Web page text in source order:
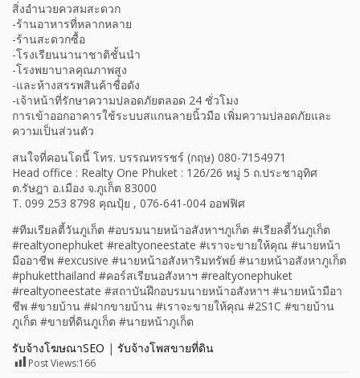
สิ่งอำนวยควสมสะดวก
-ร้านอาหารที่หลากหลาย
-ร้านสะดวกซื้อ
-โรงเรียนนานาชาติชั้นนำ
-โรงพยาบาลคุณภาพสูง
-และห้างสรรพสินค้าชื่อดัง
-เจ้าหน้าที่รักษาความปลอดภัยตลอด 24 ชั่วโมง
การเข้าออกอาคารใช้ระบบสแกนลายนิ้วมือ เพิ่มความปลอดภัยและ
ความเป็นส่วนตัว
สนใจที่คอนโดนี้ โทร. บรรณ​ทร​รช​ร์​ (กฤษ)​ 080-7154971​
Head office : Realty One Phuket : 126/26 หมู่ 5 ถ.ประชาอุทิศ
ต.รัษฎา อ.เมือง จ.ภูเก็ต 83000
T. 099 253 8798 คุณปุ้ย , 076-641-004 ออฟฟิศ
#ทีมเรียลตี้วันภูเก็ต #อบรมนายหน้าอสังหาฯภูเก็ต #เรียลตี้วันภูเก็ต
#realtyonephuket #realtyoneestate #เราจะขายให้คุณ #นายหน้า
มืออาชีพ #excusive #นายหน้าอสังหาริมทรัพย์ #นายหน้าอสังหาภูเก็ต
#phuketthailand #คอร์สเรียนอสังหาฯ #realtyonephuket
#realtyoneestate #สถาบันฝึกอบรมนายหน้าอสังหาฯ #นายหน้ามือา
ชีพ #ขายบ้าน #ฝากขายบ้าน #เราจะขายให้คุณ #2S1C #ขายบ้าน
ภูเก็ต #ขายที่ดินภูเก็ต #นายหน้าภูเก็ต
รับจ้างโฆษณาSEO | รับจ้างโพสขายที่ดิน
Post Views:166